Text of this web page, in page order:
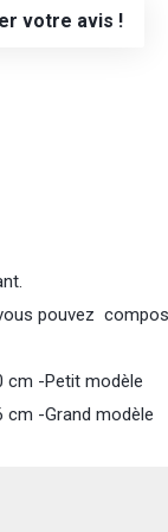
votre avis !
pouvez
cm -Petit modèle
-Grand modèle